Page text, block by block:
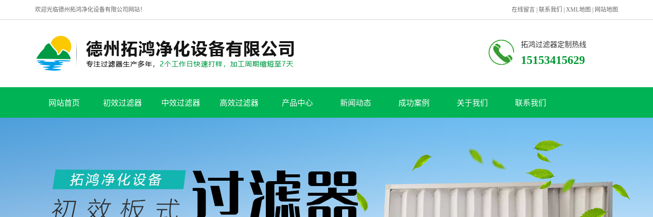
欢迎光临德州拓鸿净化设备有限公司网站！ 在线留言 联系我们 XML地图 网站地图
拓鸿过滤器定制热线
15153415629
网站首页 初效过滤器 中效过滤器 高效过滤器 产品中心 新闻动态 成功案例 关于我们 联系我们